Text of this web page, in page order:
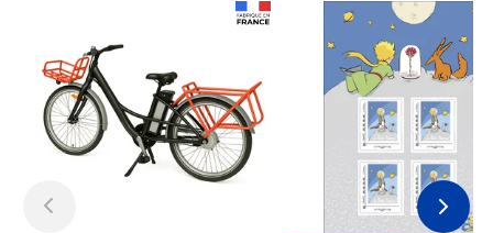
Prix 7,50€